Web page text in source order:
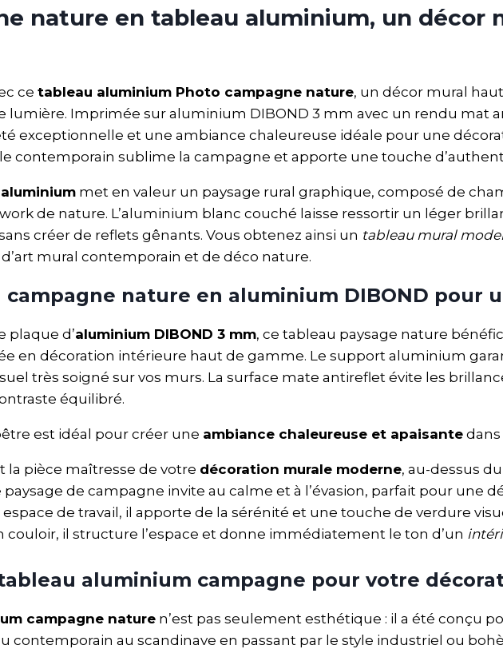
nature en tableau aluminium, un décor
ce tableau aluminium Photo campagne nature, un décor mural
lumière. Imprimée sur aluminium DIBOND 3 mm avec un rendu mat
exceptionnelle et une ambiance chaleureuse idéale pour une
contemporain sublime la campagne et apporte une touche
met en valeur un paysage rural graphique, composé de
de nature. L’aluminium blanc couché laisse ressortir un léger
créer de reflets gênants. Vous obtenez ainsi un tableau mural
mural contemporain et de déco nature.
nature en aluminium DIBOND pour
plaque d’aluminium DIBOND 3 mm, ce tableau paysage nature
en décoration intérieure haut de gamme. Le support aluminium
très soigné sur vos murs. La surface mate antireflet évite les
équilibré.
est idéal pour créer une ambiance chaleureuse et apaisante dans
la pièce maîtresse de votre décoration murale moderne, au-dessus
de campagne invite au calme et à l’évasion, parfait pour une
de travail, il apporte de la sérénité et une touche de verdure
couloir, il structure l’espace et donne immédiatement le ton d’un
aluminium campagne pour votre
campagne nature n’est pas seulement esthétique : il a été conçu
contemporain au scandinave en passant par le style industriel ou